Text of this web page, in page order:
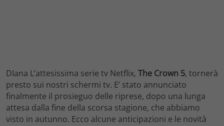
DIana L’attesissima serie tv Netflix, The Crown 5, tornerà
presto sui nostri schermi tv. E’ stato annunciato
finalmente il prosieguo delle riprese, dopo una lunga
attesa dalla fine della scorsa stagione, che abbiamo
visto in autunno. Ecco alcune anticipazioni e le novità